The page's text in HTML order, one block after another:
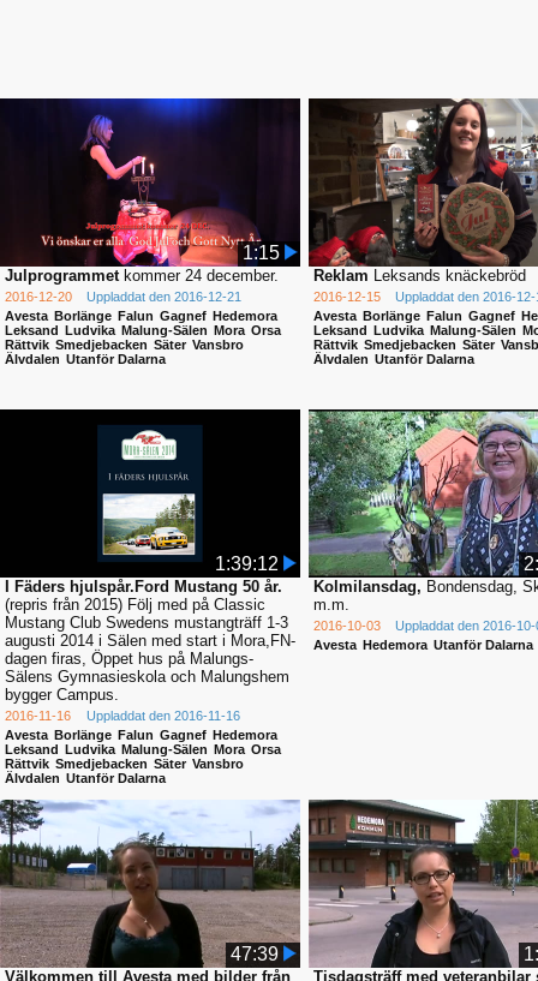
1:15
Julprogrammetkommer 24 december.
2016-12-20
Uppladdat den 2016-12-21
Avesta Borlänge Falun Gagnef Hedemora
Leksand Ludvika Malung-Sälen Mora Orsa
Rättvik Smedjebacken Säter Vansbro
Älvdalen Utanför Dalarna
Reklam Leksands knäckebröd
2016-12-15
Uppladdat den 2016-12-
Avesta Borlänge Falun Gagnef
Leksand Ludvika Malung-Sälen
Rättvik Smedjebacken Säter
Älvdalen Utanför Dalarna
1:39:12
I Fäders hjulspår.Ford Mustang 50 år.
(repris från 2015) Följ med på Classic
Mustang Club Swedens mustangträff 1-3
augusti 2014 i Sälen med start i Mora,FN-
dagen firas, Öppet hus på Malungs-
Sälens Gymnasieskola och Malungshem
bygger Campus.
2016-11-16
Uppladdat den 2016-11-16
Avesta Borlänge Falun Gagnef Hedemora
Leksand Ludvika Malung-Sälen Mora Orsa
Rättvik Smedjebacken Säter Vansbro
Älvdalen Utanför Dalarna
Kolmilansdag, Bondensdag,
m.m.
2016-10-03
Uppladdat den 2016-10-
Avesta Hedemora Utanför Dalarna
47:39
Välkommen till Avesta med bilder från
Tisdagsträff med veteranbilar